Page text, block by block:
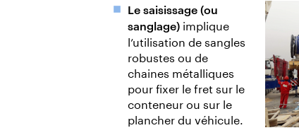
Le saisissage (ou
sanglage) implique
l’utilisation de sangles
robustes ou de
chaines métalliques
pour fixer le fret sur le
conteneur ou sur le
plancher du véhicule.